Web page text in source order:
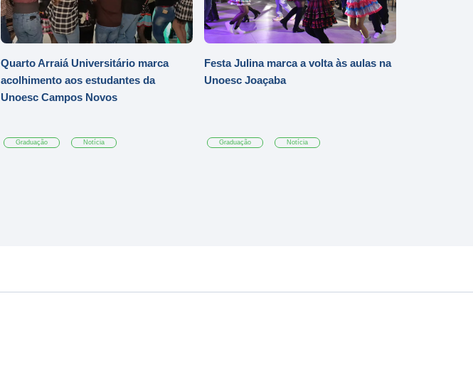
Quarto Arraiá Universitário marca
acolhimento aos estudantes da
Unoesc Campos Novos
Graduação Notícia
Festa Julina marca a volta às aulas na
Unoesc Joaçaba
Graduação Notícia